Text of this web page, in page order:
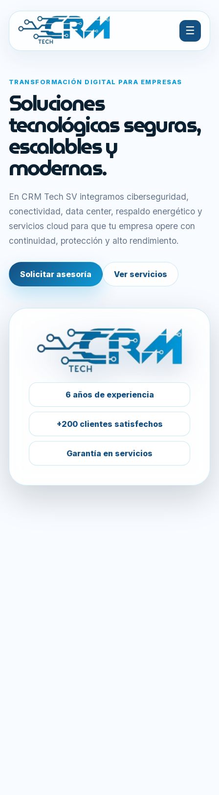
☰
TRANSFORMACIÓN DIGITAL PARA EMPRESAS
Soluciones
tecnológicas seguras,
escalables y
modernas.
En CRM Tech SV integramos ciberseguridad,
conectividad, data center, respaldo energético y
servicios cloud para que tu empresa opere con
continuidad, protección y alto rendimiento.
Solicitar asesoría Ver servicios
6 años de experiencia
+200 clientes satisfechos
Garantía en servicios